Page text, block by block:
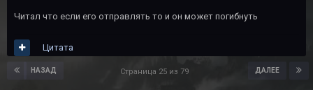
Читал что если его отправлять то и он может погибнуть
Цитата
НАЗАД ДАЛЕЕ
Страница 25 из 79